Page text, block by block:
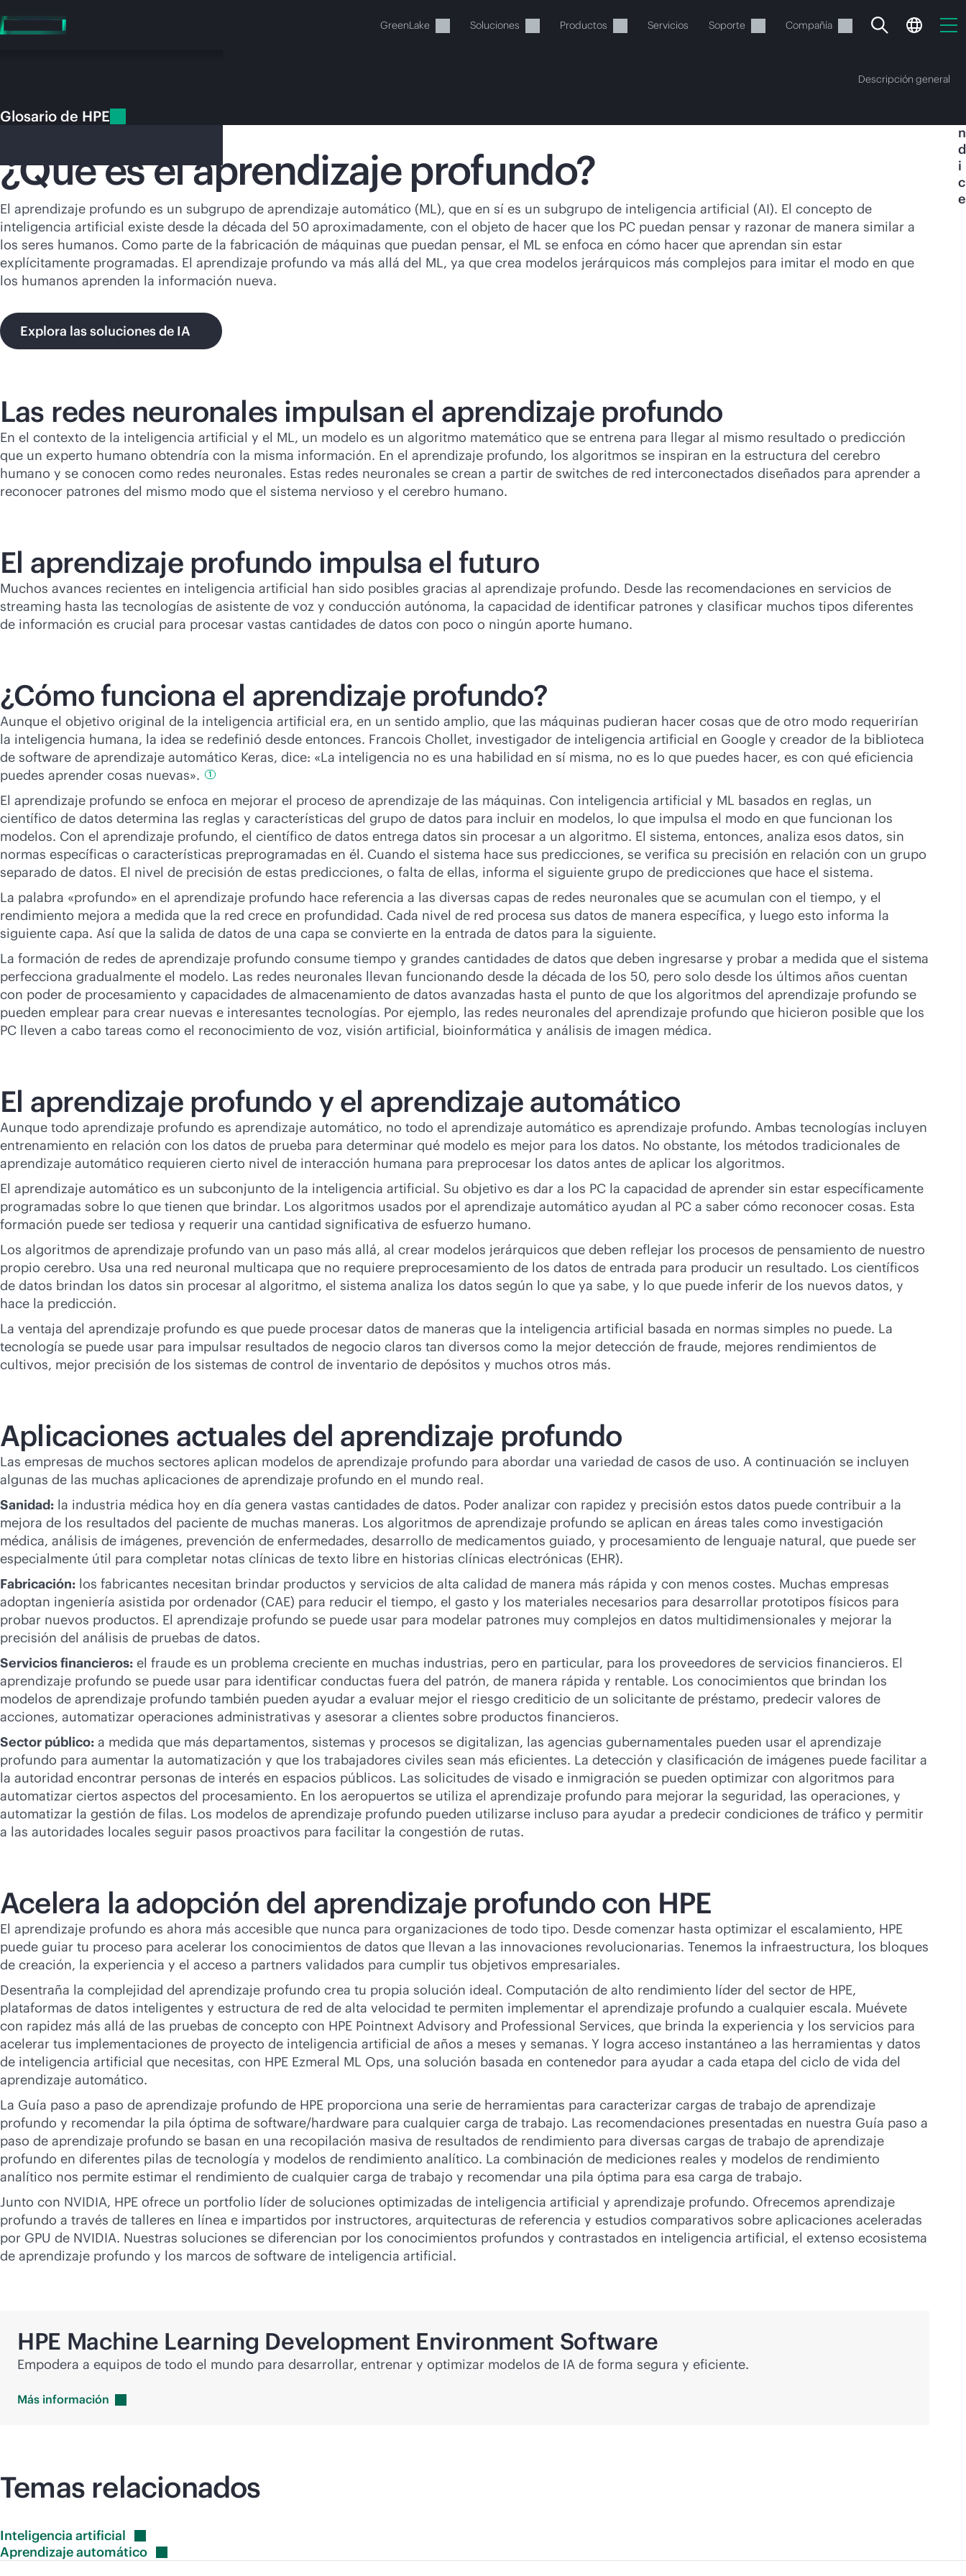
al
contenido
GreenLake Soluciones Productos Servicios Soporte Compañía
En estos momentos, tu cesta está vacía
Dirígete a la tienda de HPE para encontrar lo que buscas, configurarlo y realizar el pedido.
Descripción general
Glosario de HPE
¿Qué es el aprendizaje profundo?
El aprendizaje profundo es un subgrupo de aprendizaje automático (ML), que en sí es un subgrupo de inteligencia artificial (AI). El concepto de
inteligencia artificial existe desde la década del 50 aproximadamente, con el objeto de hacer que los PC puedan pensar y razonar de manera similar a
los seres humanos. Como parte de la fabricación de máquinas que puedan pensar, el ML se enfoca en cómo hacer que aprendan sin estar
explícitamente programadas. El aprendizaje profundo va más allá del ML, ya que crea modelos jerárquicos más complejos para imitar el modo en que
los humanos aprenden la información nueva.
Explora las soluciones de IA
n
d
i
c
e
Las redes neuronales impulsan el aprendizaje profundo
En el contexto de la inteligencia artificial y el ML, un modelo es un algoritmo matemático que se entrena para llegar al mismo resultado o predicción
que un experto humano obtendría con la misma información. En el aprendizaje profundo, los algoritmos se inspiran en la estructura del cerebro
humano y se conocen como redes neuronales. Estas redes neuronales se crean a partir de switches de red interconectados diseñados para aprender a
reconocer patrones del mismo modo que el sistema nervioso y el cerebro humano.
El aprendizaje profundo impulsa el futuro
Muchos avances recientes en inteligencia artificial han sido posibles gracias al aprendizaje profundo. Desde las recomendaciones en servicios de
streaming hasta las tecnologías de asistente de voz y conducción autónoma, la capacidad de identificar patrones y clasificar muchos tipos diferentes
de información es crucial para procesar vastas cantidades de datos con poco o ningún aporte humano.
¿Cómo funciona el aprendizaje profundo?
Aunque el objetivo original de la inteligencia artificial era, en un sentido amplio, que las máquinas pudieran hacer cosas que de otro modo requerirían
la inteligencia humana, la idea se redefinió desde entonces. Francois Chollet, investigador de inteligencia artificial en Google y creador de la biblioteca
de software de aprendizaje automático Keras, dice: «La inteligencia no es una habilidad en sí misma, no es lo que puedes hacer, es con qué eficiencia
puedes aprender cosas nuevas». 1
El aprendizaje profundo se enfoca en mejorar el proceso de aprendizaje de las máquinas. Con inteligencia artificial y ML basados en reglas, un
científico de datos determina las reglas y características del grupo de datos para incluir en modelos, lo que impulsa el modo en que funcionan los
modelos. Con el aprendizaje profundo, el científico de datos entrega datos sin procesar a un algoritmo. El sistema, entonces, analiza esos datos, sin
normas específicas o características preprogramadas en él. Cuando el sistema hace sus predicciones, se verifica su precisión en relación con un grupo
separado de datos. El nivel de precisión de estas predicciones, o falta de ellas, informa el siguiente grupo de predicciones que hace el sistema.
La palabra «profundo» en el aprendizaje profundo hace referencia a las diversas capas de redes neuronales que se acumulan con el tiempo, y el
rendimiento mejora a medida que la red crece en profundidad. Cada nivel de red procesa sus datos de manera específica, y luego esto informa la
siguiente capa. Así que la salida de datos de una capa se convierte en la entrada de datos para la siguiente.
La formación de redes de aprendizaje profundo consume tiempo y grandes cantidades de datos que deben ingresarse y probar a medida que el sistema
perfecciona gradualmente el modelo. Las redes neuronales llevan funcionando desde la década de los 50, pero solo desde los últimos años cuentan
con poder de procesamiento y capacidades de almacenamiento de datos avanzadas hasta el punto de que los algoritmos del aprendizaje profundo se
pueden emplear para crear nuevas e interesantes tecnologías. Por ejemplo, las redes neuronales del aprendizaje profundo que hicieron posible que los
PC lleven a cabo tareas como el reconocimiento de voz, visión artificial, bioinformática y análisis de imagen médica.
El aprendizaje profundo y el aprendizaje automático
Aunque todo aprendizaje profundo es aprendizaje automático, no todo el aprendizaje automático es aprendizaje profundo. Ambas tecnologías incluyen
entrenamiento en relación con los datos de prueba para determinar qué modelo es mejor para los datos. No obstante, los métodos tradicionales de
aprendizaje automático requieren cierto nivel de interacción humana para preprocesar los datos antes de aplicar los algoritmos.
El aprendizaje automático es un subconjunto de la inteligencia artificial. Su objetivo es dar a los PC la capacidad de aprender sin estar específicamente
programadas sobre lo que tienen que brindar. Los algoritmos usados por el aprendizaje automático ayudan al PC a saber cómo reconocer cosas. Esta
formación puede ser tediosa y requerir una cantidad significativa de esfuerzo humano.
Los algoritmos de aprendizaje profundo van un paso más allá, al crear modelos jerárquicos que deben reflejar los procesos de pensamiento de nuestro
propio cerebro. Usa una red neuronal multicapa que no requiere preprocesamiento de los datos de entrada para producir un resultado. Los científicos
de datos brindan los datos sin procesar al algoritmo, el sistema analiza los datos según lo que ya sabe, y lo que puede inferir de los nuevos datos, y
hace la predicción.
La ventaja del aprendizaje profundo es que puede procesar datos de maneras que la inteligencia artificial basada en normas simples no puede. La
tecnología se puede usar para impulsar resultados de negocio claros tan diversos como la mejor detección de fraude, mejores rendimientos de
cultivos, mejor precisión de los sistemas de control de inventario de depósitos y muchos otros más.
Aplicaciones actuales del aprendizaje profundo
Las empresas de muchos sectores aplican modelos de aprendizaje profundo para abordar una variedad de casos de uso. A continuación se incluyen
algunas de las muchas aplicaciones de aprendizaje profundo en el mundo real.
Sanidad: la industria médica hoy en día genera vastas cantidades de datos. Poder analizar con rapidez y precisión estos datos puede contribuir a la
mejora de los resultados del paciente de muchas maneras. Los algoritmos de aprendizaje profundo se aplican en áreas tales como investigación
médica, análisis de imágenes, prevención de enfermedades, desarrollo de medicamentos guiado, y procesamiento de lenguaje natural, que puede ser
especialmente útil para completar notas clínicas de texto libre en historias clínicas electrónicas (EHR).
Fabricación: los fabricantes necesitan brindar productos y servicios de alta calidad de manera más rápida y con menos costes. Muchas empresas
adoptan ingeniería asistida por ordenador (CAE) para reducir el tiempo, el gasto y los materiales necesarios para desarrollar prototipos físicos para
probar nuevos productos. El aprendizaje profundo se puede usar para modelar patrones muy complejos en datos multidimensionales y mejorar la
precisión del análisis de pruebas de datos.
Servicios financieros: el fraude es un problema creciente en muchas industrias, pero en particular, para los proveedores de servicios financieros. El
aprendizaje profundo se puede usar para identificar conductas fuera del patrón, de manera rápida y rentable. Los conocimientos que brindan los
modelos de aprendizaje profundo también pueden ayudar a evaluar mejor el riesgo crediticio de un solicitante de préstamo, predecir valores de
acciones, automatizar operaciones administrativas y asesorar a clientes sobre productos financieros.
Sector público: a medida que más departamentos, sistemas y procesos se digitalizan, las agencias gubernamentales pueden usar el aprendizaje
profundo para aumentar la automatización y que los trabajadores civiles sean más eficientes. La detección y clasificación de imágenes puede facilitar a
la autoridad encontrar personas de interés en espacios públicos. Las solicitudes de visado e inmigración se pueden optimizar con algoritmos para
automatizar ciertos aspectos del procesamiento. En los aeropuertos se utiliza el aprendizaje profundo para mejorar la seguridad, las operaciones, y
automatizar la gestión de filas. Los modelos de aprendizaje profundo pueden utilizarse incluso para ayudar a predecir condiciones de tráfico y permitir
a las autoridades locales seguir pasos proactivos para facilitar la congestión de rutas.
Acelera la adopción del aprendizaje profundo con HPE
El aprendizaje profundo es ahora más accesible que nunca para organizaciones de todo tipo. Desde comenzar hasta optimizar el escalamiento, HPE
puede guiar tu proceso para acelerar los conocimientos de datos que llevan a las innovaciones revolucionarias. Tenemos la infraestructura, los bloques
de creación, la experiencia y el acceso a partners validados para cumplir tus objetivos empresariales.
Desentraña la complejidad del aprendizaje profundo crea tu propia solución ideal. Computación de alto rendimiento líder del sector de HPE,
plataformas de datos inteligentes y estructura de red de alta velocidad te permiten implementar el aprendizaje profundo a cualquier escala. Muévete
con rapidez más allá de las pruebas de concepto con HPE Pointnext Advisory and Professional Services, que brinda la experiencia y los servicios para
acelerar tus implementaciones de proyecto de inteligencia artificial de años a meses y semanas. Y logra acceso instantáneo a las herramientas y datos
de inteligencia artificial que necesitas, con HPE Ezmeral ML Ops, una solución basada en contenedor para ayudar a cada etapa del ciclo de vida del
aprendizaje automático.
La Guía paso a paso de aprendizaje profundo de HPE proporciona una serie de herramientas para caracterizar cargas de trabajo de aprendizaje
profundo y recomendar la pila óptima de software/hardware para cualquier carga de trabajo. Las recomendaciones presentadas en nuestra Guía paso a
paso de aprendizaje profundo se basan en una recopilación masiva de resultados de rendimiento para diversas cargas de trabajo de aprendizaje
profundo en diferentes pilas de tecnología y modelos de rendimiento analítico. La combinación de mediciones reales y modelos de rendimiento
analítico nos permite estimar el rendimiento de cualquier carga de trabajo y recomendar una pila óptima para esa carga de trabajo.
Junto con NVIDIA, HPE ofrece un portfolio líder de soluciones optimizadas de inteligencia artificial y aprendizaje profundo. Ofrecemos aprendizaje
profundo a través de talleres en línea e impartidos por instructores, arquitecturas de referencia y estudios comparativos sobre aplicaciones aceleradas
por GPU de NVIDIA. Nuestras soluciones se diferencian por los conocimientos profundos y contrastados en inteligencia artificial, el extenso ecosistema
de aprendizaje profundo y los marcos de software de inteligencia artificial.
HPE Machine Learning Development Environment Software
Empodera a equipos de todo el mundo para desarrollar, entrenar y optimizar modelos de IA de forma segura y eficiente.
Más información
Temas relacionados
Inteligencia artificial
Aprendizajeautomático